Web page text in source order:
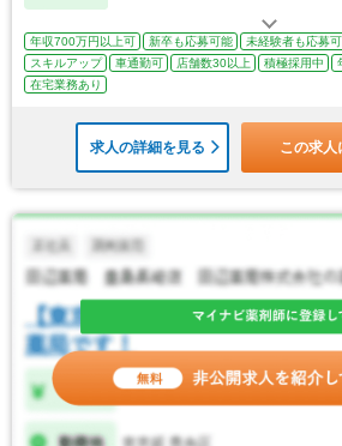
年収700万円以上可 新卒も応募可能 未経験者も応募
スキルアップ
車通勤可 店舗数30以上 積極採用中
在宅業務あり
求人の詳細を見る この求人